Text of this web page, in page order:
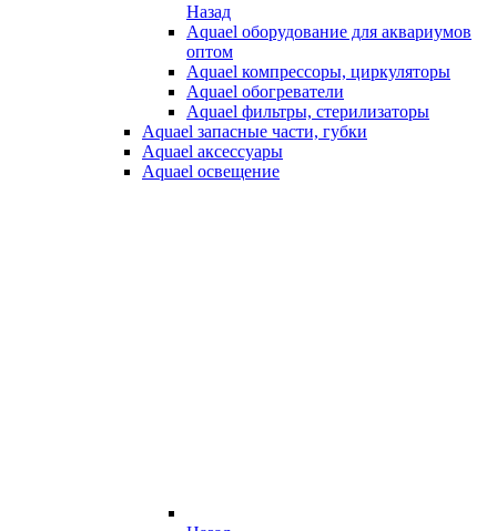
Назад
Aquael оборудование для аквариумов
оптом
Aquael компрессоры, циркуляторы
Aquael обогреватели
Aquael фильтры, стерилизаторы
Aquael запасные части, губки
Aquael аксессуары
Aquael освещение